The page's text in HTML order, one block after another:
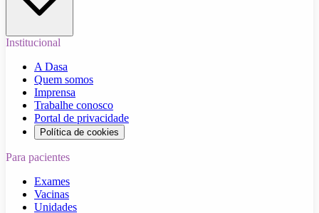
Institucional
A Dasa
Quem somos
Imprensa
Trabalhe conosco
Portal de privacidade
Política de cookies
Para pacientes
Exames
Vacinas
Unidades